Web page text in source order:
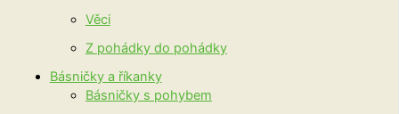
Věci
Z pohádky do pohádky
Básničky a říkanky
Básničky s pohybem